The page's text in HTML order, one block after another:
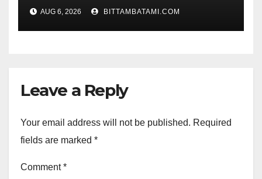
AUG 6, 2026 BITTAMBATAMI.COM
Leave a Reply
Your email address will not be published. Required
fields are marked *
Comment*